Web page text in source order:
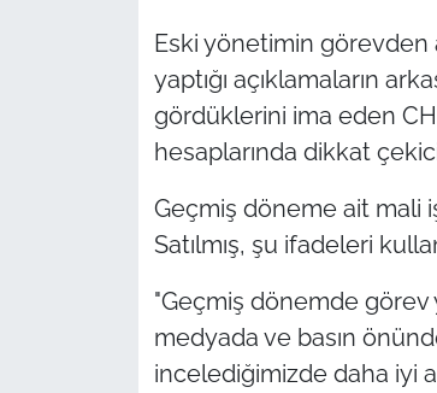
Eski yönetimin görevden
yaptığı açıklamaların
gördüklerini ima eden
hesaplarında dikkat
Geçmiş döneme ait mali
Satılmış, şu ifadeleri
"Geçmiş dönemde görev
medyada ve basın
incelediğimizde daha iyi